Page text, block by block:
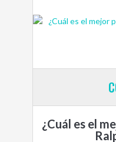
¿Cuál es el